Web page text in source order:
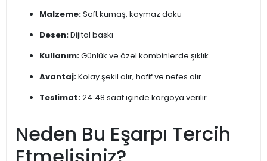
Malzeme:Soft kumaş, kaymaz doku
Desen:Dijital baskı
Kullanım:Günlük ve özel kombinlerde şıklık
Avantaj:Kolay şekil alır, hafif ve nefes alır
Teslimat:24‑48 saat içinde kargoya verilir
Neden Bu Eşarpı Tercih